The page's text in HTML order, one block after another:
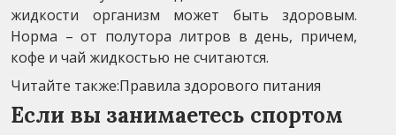
жидкости организм может быть здоровым.
Норма – от полутора литров в день, причем,
кофе и чай жидкостью не считаются.
Читайте также:Правила здорового питания
Если вы занимаетесь спортом